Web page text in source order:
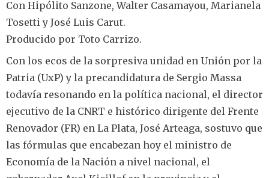
Con Hipólito Sanzone, Walter Casamayou, Marianela
Tosetti y José Luis Carut.
Producido por Toto Carrizo.
Con los ecos de la sorpresiva unidad en Unión por la
Patria (UxP) y la precandidatura de Sergio Massa
todavía resonando en la política nacional, el director
ejecutivo de la CNRT e histórico dirigente del Frente
Renovador (FR) en La Plata, José Arteaga, sostuvo que
las fórmulas que encabezan hoy el ministro de
Economía de la Nación a nivel nacional, el